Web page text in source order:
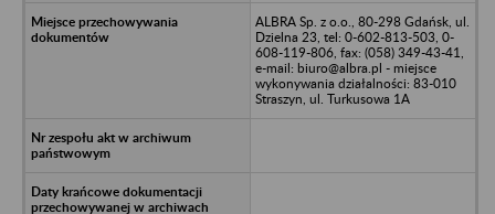
ALBRA Sp. z o.o., 80-298 Gdańsk, ul.
Dzielna 23, tel: 0-602-813-503, 0-
608-119-806, fax: (058) 349-43-41,
e-mail: biuro@albra.pl - miejsce
wykonywania działalności: 83-010
Straszyn, ul. Turkusowa 1A